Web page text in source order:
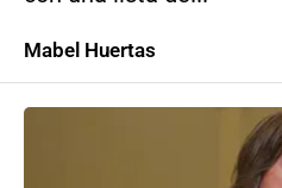
Mabel Huertas